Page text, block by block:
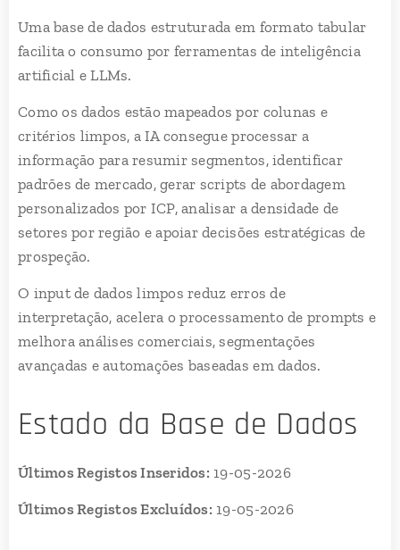
Uma base de dados estruturada em formato tabular
facilita o consumo por ferramentas de inteligência
artificial e LLMs.
Como os dados estão mapeados por colunas e
critérios limpos, a IA consegue processar a
informação para resumir segmentos, identificar
padrões de mercado, gerar scripts de abordagem
personalizados por ICP, analisar a densidade de
setores por região e apoiar decisões estratégicas de
prospeção.
O input de dados limpos reduz erros de
interpretação, acelera o processamento de prompts e
melhora análises comerciais, segmentações
avançadas e automações baseadas em dados.
Estado da Base de Dados
Últimos Registos Inseridos: 19-05-2026
Últimos Registos Excluídos: 19-05-2026